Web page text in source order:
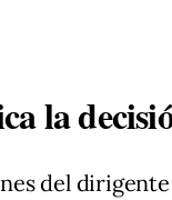
la
del